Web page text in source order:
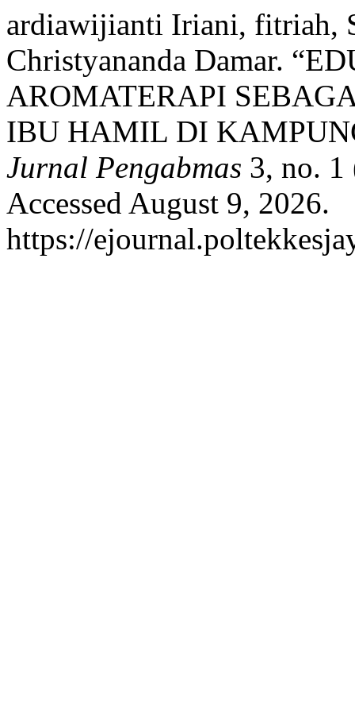
ardiawijianti Iriani, fitriah,
Christyananda Damar.
AROMATERAPI
IBU HAMIL DI
Jurnal Pengabmas 3, no. 1
Accessed August 9, 2026.
https://